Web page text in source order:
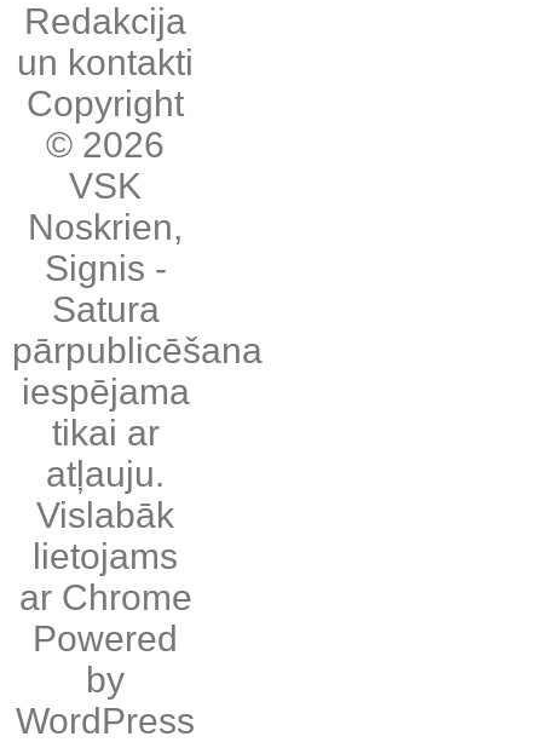
Redakcija
un kontakti
Copyright
© 2026
VSK
Noskrien,
Signis -
Satura
pārpublicēšana
iespējama
tikai ar
atļauju.
Vislabāk
lietojams
ar Chrome
Powered
by
WordPress